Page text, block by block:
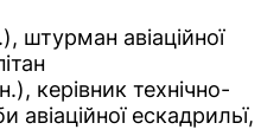
штурман авіаційної
керівник технічно-
авіаційної ескадрильї,